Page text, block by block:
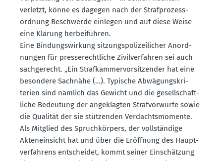
verletzt, könne es dagegen nach der Straf­pro­zess­
ordnung Beschwerde einlegen und auf diese Weise
eine Klärung herbei­führen.
Eine Bindungs­wirkung sitzungs­po­li­zei­licher Anord­
nungen für presse­recht­liche Zivil­ver­fahren sei auch
sachge­recht. „Ein Straf­kam­mer­vor­sit­zender hat eine
besondere Sachnähe (…). Typische Abwägungs­kri­
terien sind nämlich das Gewicht und die gesell­schaft­
liche Bedeutung der angeklagten Straf­vor­würfe sowie
die Qualität der sie stützenden Verdachts­mo­mente.
Als Mitglied des Spruch­körpers, der vollständige
Akten­ein­sicht hat und über die Eröffnung des Haupt­
ver­fahrens entscheidet, kommt seiner Einschätzung